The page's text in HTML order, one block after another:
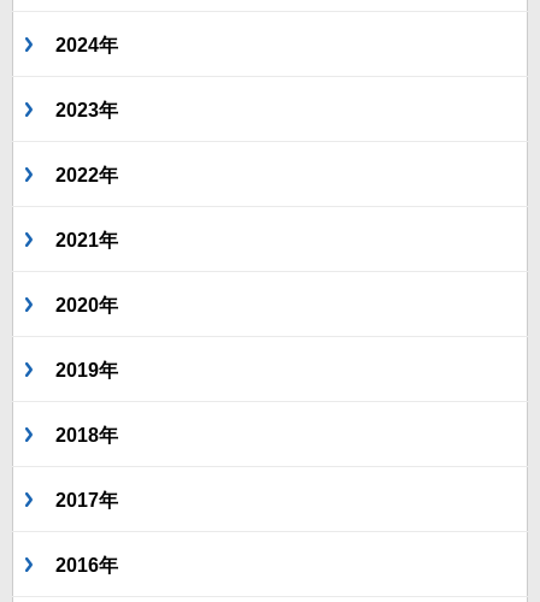
2024年
2023年
2022年
2021年
2020年
2019年
2018年
2017年
2016年